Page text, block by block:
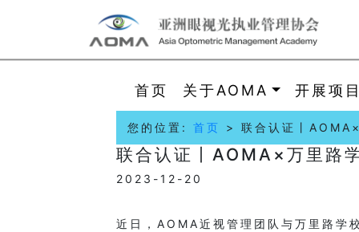
首页 关于AOMA 开展项
您的位置: 首页 > 联合认证丨
联合认证丨AOMA×万里路
2023-12-20
近日，AOMA近视管理团队与万里路学